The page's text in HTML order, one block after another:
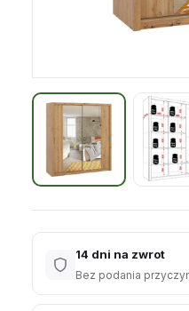
14 dni na zwrot
Bez podania